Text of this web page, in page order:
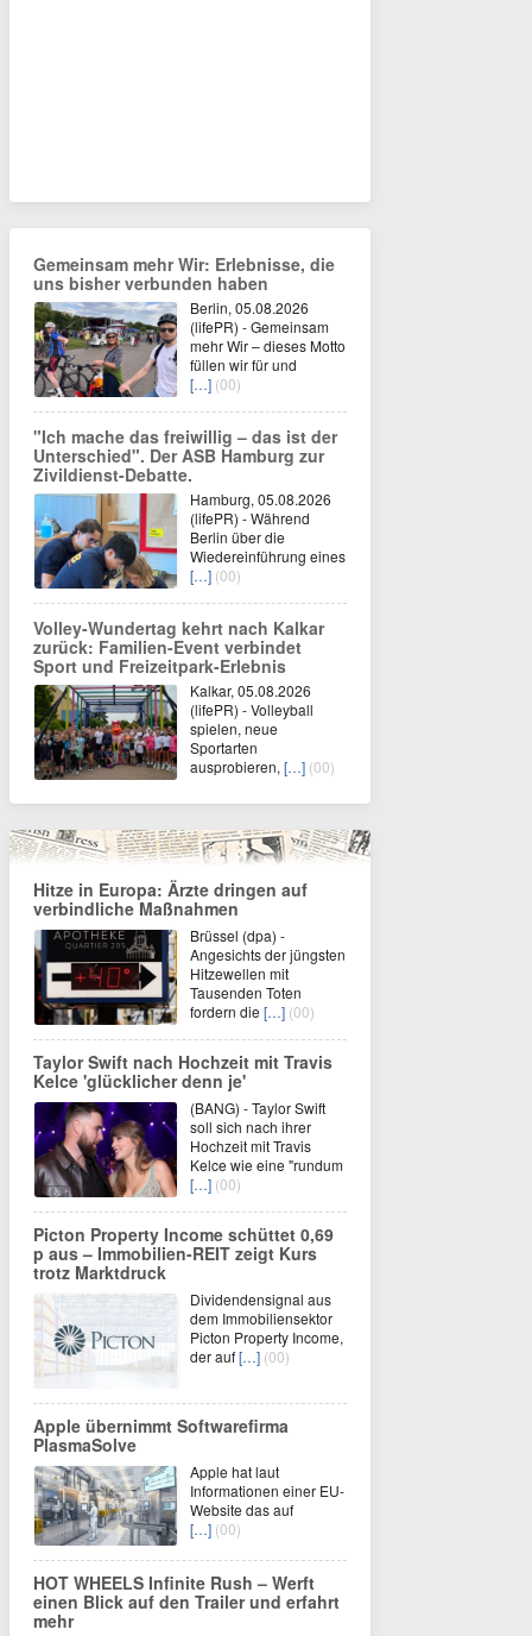
Gemeinsam mehr Wir: Erlebnisse, die
uns bisher verbunden haben
Berlin, 05.08.2026
(lifePR) - Gemeinsam
mehr Wir – dieses Motto
füllen wir für und
[…] (00)
"Ich mache das freiwillig – das ist der
Unterschied". Der ASB Hamburg zur
Zivildienst-Debatte.
Hamburg, 05.08.2026
(lifePR) - Während
Berlin über die
Wiedereinführung eines
[…] (00)
Volley-Wundertag kehrt nach Kalkar
zurück: Familien-Event verbindet
Sport und Freizeitpark-Erlebnis
Kalkar, 05.08.2026
(lifePR) - Volleyball
spielen, neue
Sportarten
ausprobieren, […] (00)
Hitze in Europa: Ärzte dringen auf
verbindliche Maßnahmen
Brüssel (dpa) -
Angesichts der jüngsten
Hitzewellen mit
Tausenden Toten
fordern die […] (00)
Taylor Swift nach Hochzeit mit Travis
Kelce 'glücklicher denn je'
(BANG) - Taylor Swift
soll sich nach ihrer
Hochzeit mit Travis
Kelce wie eine "rundum
[…] (00)
Picton Property Income schüttet 0,69
p aus – Immobilien-REIT zeigt Kurs
trotz Marktdruck
Dividendensignal aus
dem Immobiliensektor
Picton Property Income,
der auf[…] (00)
Apple übernimmt Softwarefirma
PlasmaSolve
Apple hat laut
Informationen einer EU-
Website das auf
[…] (00)
HOT WHEELS Infinite Rush – Werft
einen Blick auf den Trailer und erfahrt
mehr